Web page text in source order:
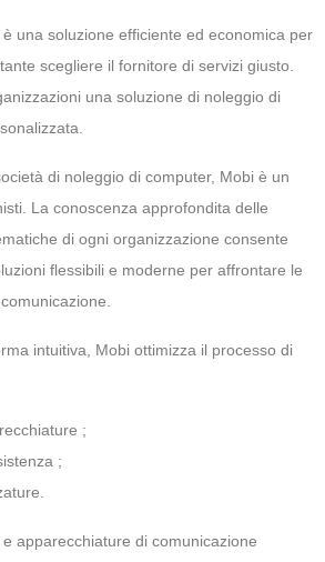
una soluzione efficiente ed economica per
scegliere il fornitore di servizi giusto.
una soluzione di noleggio di
di noleggio di computer, Mobi è un
La conoscenza approfondita delle
di ogni organizzazione consente
flessibili e moderne per affrontare le
intuitiva, Mobi ottimizza il processo di
;
;
apparecchiature di comunicazione